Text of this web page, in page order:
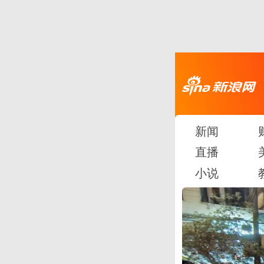
新闻
直播
小说